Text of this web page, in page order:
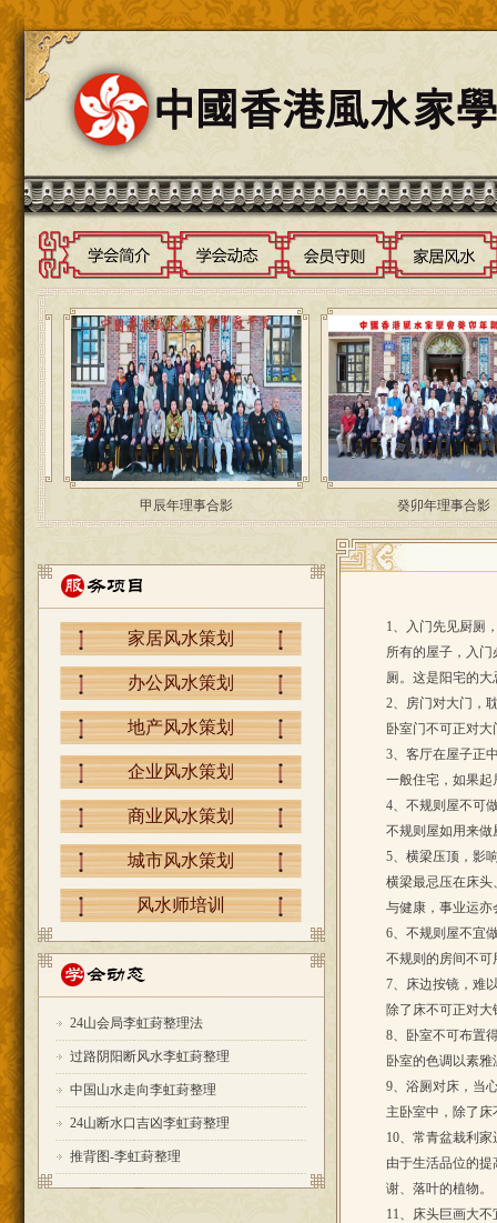
家居风水策划
办公风水策划
地产风水策划
企业风水策划
商业风水策划
城市风水策划
风水师培训
24山会局李虹葑整理法
过路阴阳断风水李虹葑整理
中国山水走向李虹葑整理
24山断水口吉凶李虹葑整理
推背图-李虹葑整理
1、入门先见厨厕
所有的屋子，入
厕。这是阳宅的
2、房门对大门，
卧室门不可正对
3、客厅在屋子正
一般住宅，如果
4、不规则屋不可
不规则屋如用来
5、横梁压顶，影
横梁最忌压在床
与健康，事业运亦
6、不规则屋不宜
不规则的房间不
7、床边按镜，难
除了床不可正对
8、卧室不可布置
卧室的色调以素
9、浴厕对床，当
主卧室中，除了
10、常青盆栽利家
由于生活品位的
谢、落叶的植物。
11、床头巨画大不